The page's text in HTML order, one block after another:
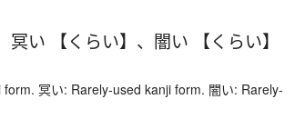
冥い 【くらい】 、 闇い 【くらい】
冥い: Rarely-used kanji form. 闇い: Rarely-